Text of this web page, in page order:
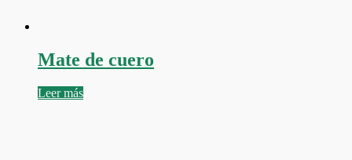
Mate de cuero
Leer más